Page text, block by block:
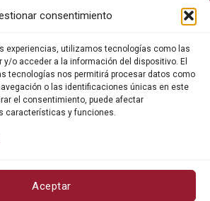
consentimiento
experiencias, utilizamos tecnologías como las
y/o acceder a la información del dispositivo. El
tecnologías nos permitirá procesar datos como
o las identificaciones únicas en este
el consentimiento, puede afectar
características y funciones.
Aceptar
Pegaso Safety
Blog
Política de privacidad